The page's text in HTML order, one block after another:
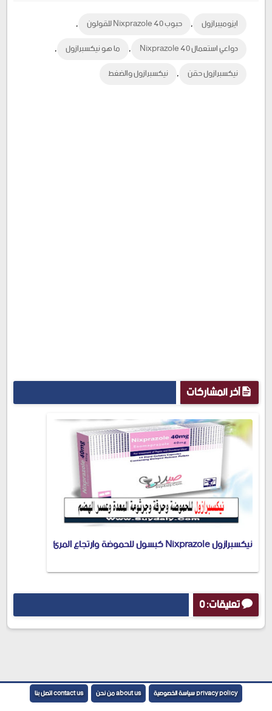
Plus ايزوميبرازول , حبوب Nixprazole 40 للقولون ,
دواعي استعمال Nixprazole 40 , ما هو نيكسبرازول ,
نيكسبرازول حقن , نيكسبرازول والضغط
آخر المشاركات
نيكسبرازول Nixprazole كبسول للحموضة وارتجاع المرئ
تعليقات: 0
إرسال تعليق
privacy policy سياسة الخصوصية about us من نحن contact us اتصل بنا